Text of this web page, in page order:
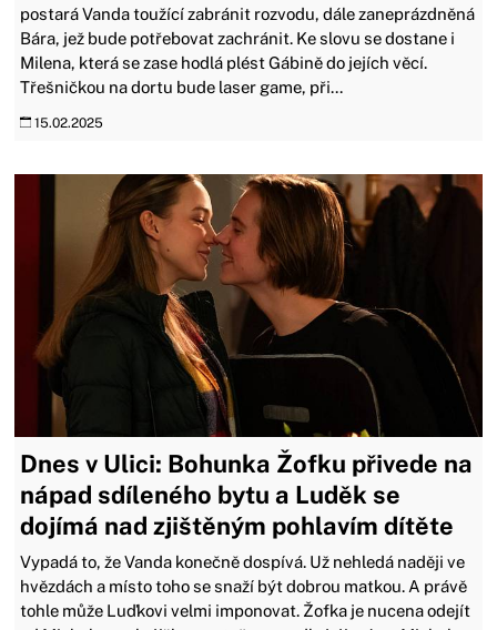
postará Vanda toužící zabránit rozvodu, dále zaneprázdněná
Bára, jež bude potřebovat zachránit. Ke slovu se dostane i
Milena, která se zase hodlá plést Gábině do jejích věcí.
Třešničkou na dortu bude laser game, při...
15.02.2025
Dnes v Ulici: Bohunka Žofku přivede na
nápad sdíleného bytu a Luděk se
dojímá nad zjištěným pohlavím dítěte
Vypadá to, že Vanda konečně dospívá. Už nehledá naději ve
hvězdách a místo toho se snaží být dobrou matkou. A právě
tohle může Luďkovi velmi imponovat. Žofka je nucena odejít